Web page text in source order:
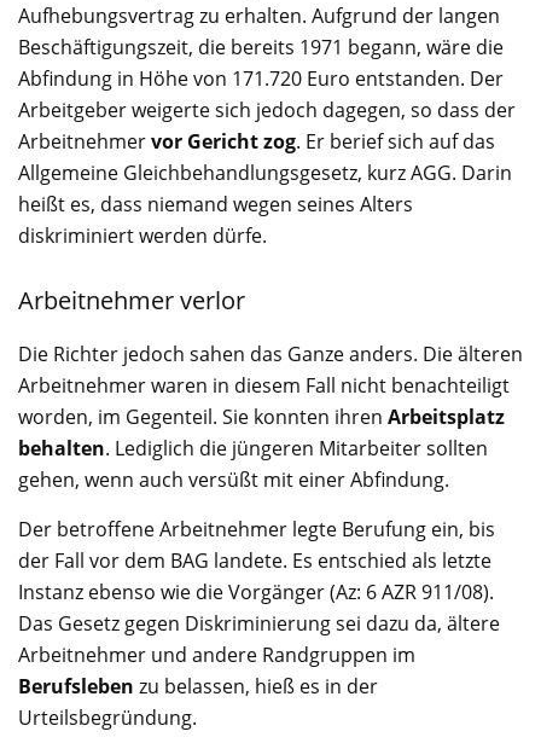
Aufhebungsvertrag zu erhalten. Aufgrund der langen
Beschäftigungszeit, die bereits 1971 begann, wäre die
Abfindung in Höhe von 171.720 Euro entstanden. Der
Arbeitgeber weigerte sich jedoch dagegen, so dass der
Arbeitnehmervor Gericht zog. Er berief sich auf das
Allgemeine Gleichbehandlungsgesetz, kurz AGG. Darin
heißt es, dass niemand wegen seines Alters
diskriminiert werden dürfe.
Arbeitnehmer verlor
Die Richter jedoch sahen das Ganze anders. Die älteren
Arbeitnehmer waren in diesem Fall nicht benachteiligt
worden, im Gegenteil. Sie konnten ihren Arbeitsplatz
behalten. Lediglich die jüngeren Mitarbeiter sollten
gehen, wenn auch versüßt mit einer Abfindung.
Der betroffene Arbeitnehmer legte Berufung ein, bis
der Fall vor dem BAG landete. Es entschied als letzte
Instanz ebenso wie die Vorgänger (Az: 6 AZR 911/08).
Das Gesetz gegen Diskriminierung sei dazu da, ältere
Arbeitnehmer und andere Randgruppen im
Berufsleben zu belassen, hieß es in der
Urteilsbegründung.